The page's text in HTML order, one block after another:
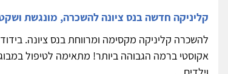
קליניקה חדשה בנס ציונה להשכרה, מונגשת
להשכרה קליניקה מקסימה ומרווחת בנס ציונה. בידוד
אקוסטי ברמה הגבוהה ביותר! מתאימה לטיפול